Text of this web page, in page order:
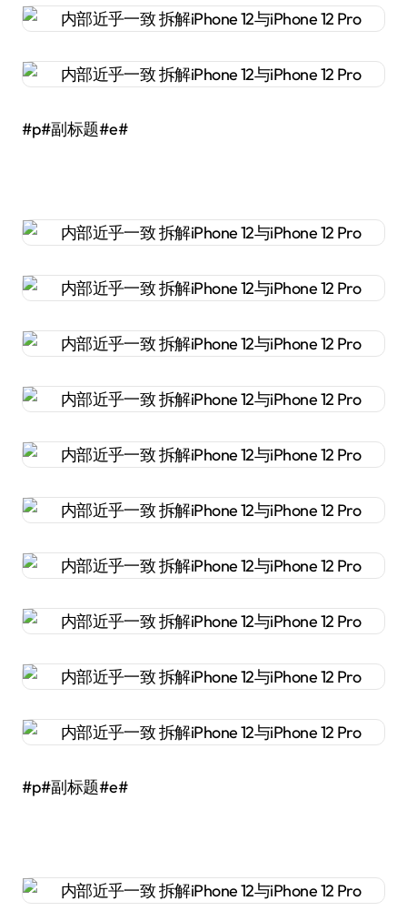
#p#副标题#e#
#p#副标题#e#